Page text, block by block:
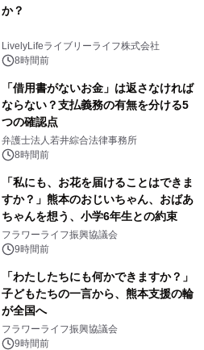
か？
LivelyLifeライブリーライフ株式会社
8時間前
「借用書がないお金」は返さなければ
ならない？支払義務の有無を分ける5
つの確認点
弁護士法人若井綜合法律事務所
8時間前
「私にも、お花を届けることはできま
すか？」熊本のおじいちゃん、おばあ
ちゃんを想う、小学6年生との約束
フラワーライフ振興協議会
9時間前
「わたしたちにも何かできますか？」
子どもたちの一言から、熊本支援の輪
が全国へ
フラワーライフ振興協議会
9時間前